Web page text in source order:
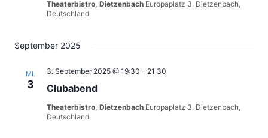
Theaterbistro, Dietzenbach Europaplatz 3, Dietzenbach,
Deutschland
September 2025
MI.
3 Clubabend
3. September 2025 @ 19:30 - 21:30
Theaterbistro, Dietzenbach Europaplatz 3, Dietzenbach,
Deutschland